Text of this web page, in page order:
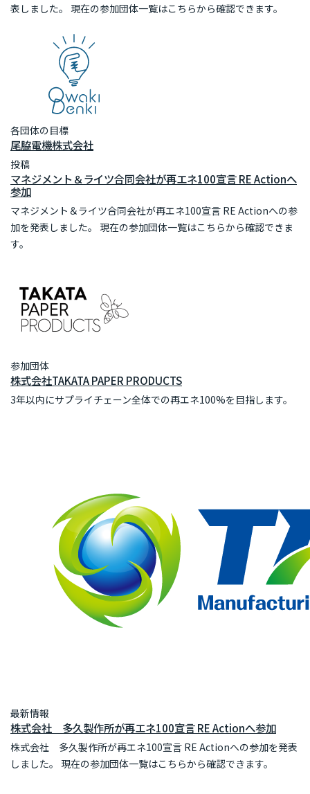
表しました。 現在の参加団体一覧はこちらから確認できます。
各団体の目標
尾脇電機株式会社
投稿
マネジメント＆ライツ合同会社が再エネ100宣言 RE Actionへ
参加
マネジメント＆ライツ合同会社が再エネ100宣言 RE Actionへの参
加を発表しました。 現在の参加団体一覧はこちらから確認できま
す。
参加団体
株式会社TAKATA PAPER PRODUCTS
3年以内にサプライチェーン全体での再エネ100%を目指します。
最新情報
株式会社 多久製作所が再エネ100宣言 RE Actionへ参加
株式会社 多久製作所が再エネ100宣言 RE Actionへの参加を発表
しました。 現在の参加団体一覧はこちらから確認できます。